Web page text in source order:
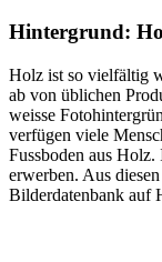
Hintergrund:
Holz ist so vielfältig
ab von üblichen
weisse
verfügen viele
Fussboden aus
erwerben. Aus
Bilderdatenbank auf